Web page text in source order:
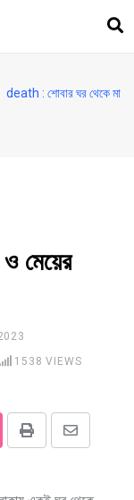
death : শোবার ঘর থেকে মা
মেয়ের
1538 VIEWS
Print
Share